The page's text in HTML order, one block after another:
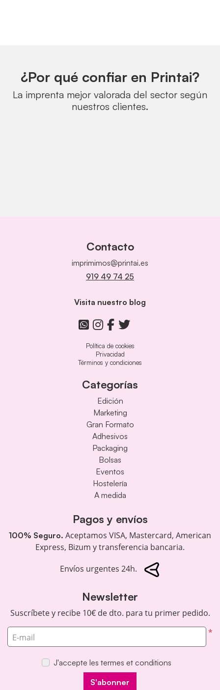
¿Por qué confiar en Printai?
La imprenta mejor valorada del sector según
nuestros clientes.
Contacto
imprimimos@printai.es
919 49 74 25
Visita nuestro blog
Política de cookies
Privacidad
Términos y condiciones
Categorías
Edición
Marketing
Gran Formato
Adhesivos
Packaging
Bolsas
Eventos
Hostelería
A medida
Pagos y envíos
100% Seguro. Aceptamos VISA, Mastercard, American
Express, Bizum y transferencia bancaria.
Envíos urgentes 24h.
Newsletter
Suscríbete y recibe 10€ de dto. para tu primer pedido.
*
E-mail
J'accepte les termes et conditions
S'abonner